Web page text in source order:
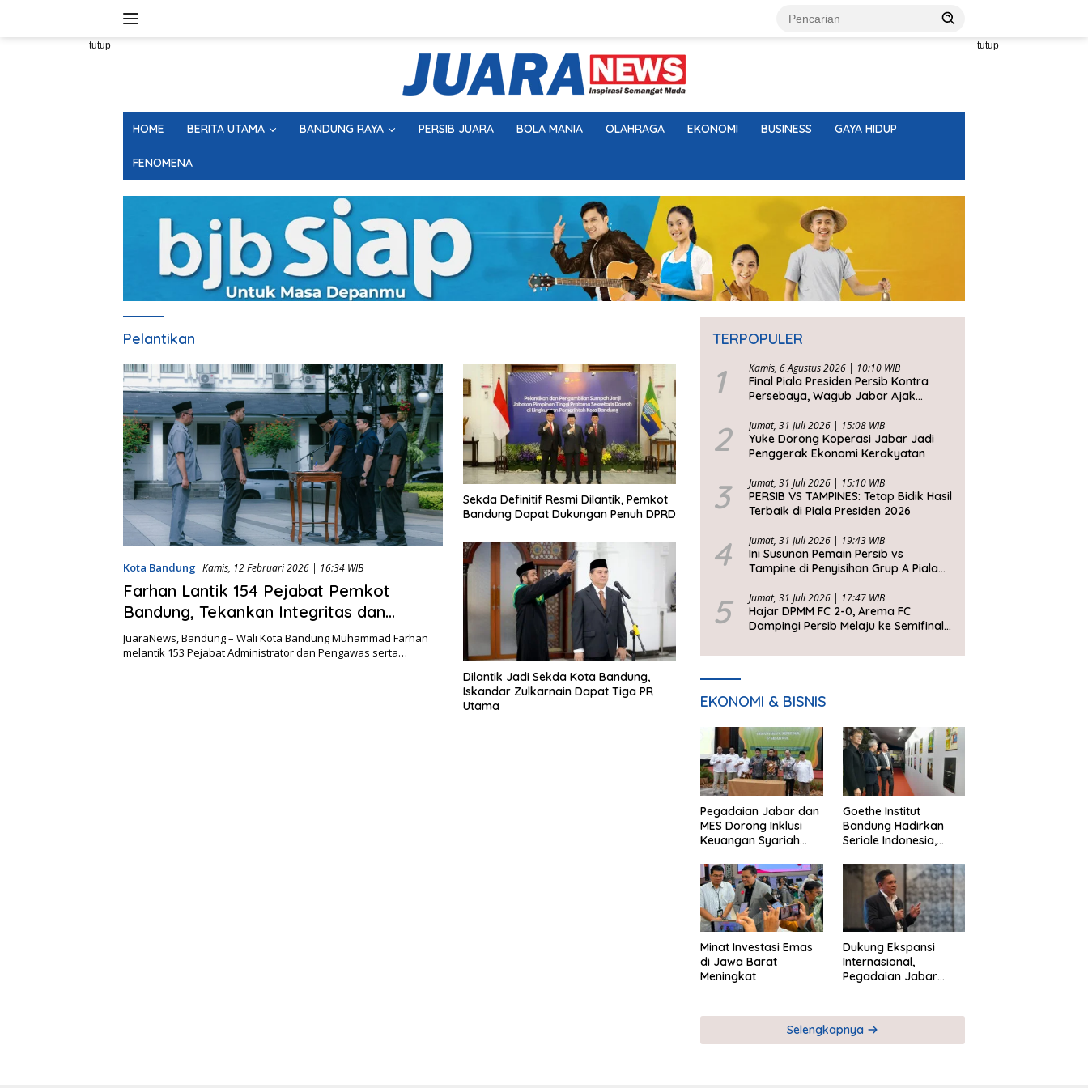
tutup tutup
HOME BERITA UTAMA BANDUNG RAYA PERSIB JUARA BOLA MANIA OLAHRAGA EKONOMI BUSINESS GAYA HIDUP
FENOMENA
Pelantikan
Kota Bandung Kamis, 12 Februari 2026 | 16:34 WIB
Farhan Lantik 154 Pejabat Pemkot
Bandung, Tekankan Integritas dan
Keadilan Sosial
JuaraNews, Bandung – Wali Kota Bandung Muhammad Farhan
melantik 153 Pejabat Administrator dan Pengawas serta…
Sekda Definitif Resmi Dilantik, Pemkot
Bandung Dapat Dukungan Penuh DPRD
Dilantik Jadi Sekda Kota Bandung,
Iskandar Zulkarnain Dapat Tiga PR
Utama
TERPOPULER
1 Kamis, 6 Agustus 2026 | 10:10 WIB
Final Piala Presiden Persib Kontra
Persebaya, Wagub Jabar Ajak
2 Jumat, 31 Juli 2026 | 15:08 WIB
Yuke Dorong Koperasi Jabar Jadi
Penggerak Ekonomi Kerakyatan
3 Jumat, 31 Juli 2026 | 15:10 WIB
PERSIB VS TAMPINES: Tetap Bidik Hasil
Terbaik di Piala Presiden 2026
4 Jumat, 31 Juli 2026 | 19:43 WIB
Ini Susunan Pemain Persib vs
Tampine di Penyisihan Grup A Piala
5 Jumat, 31 Juli 2026 | 17:47 WIB
Hajar DPMM FC 2-0, Arema FC
Dampingi Persib Melaju ke Semifinal
EKONOMI & BISNIS
Pegadaian Jabar dan
MES Dorong Inklusi
Keuangan Syariah
UMKM
Goethe Institut
Bandung Hadirkan
Seriale Indonesia,
Global Industri Serial
Minat Investasi Emas
di Jawa Barat
Meningkat
Dukung Ekspansi
Internasional,
Pegadaian Jabar
Pegadaian Timor
Leste
Selengkapnya